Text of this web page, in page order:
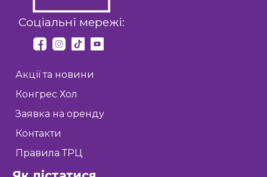
Соціальні мережі:
Акції та новини
Конгрес Хол
Заявка на оренду
Контакти
Правила ТРЦ